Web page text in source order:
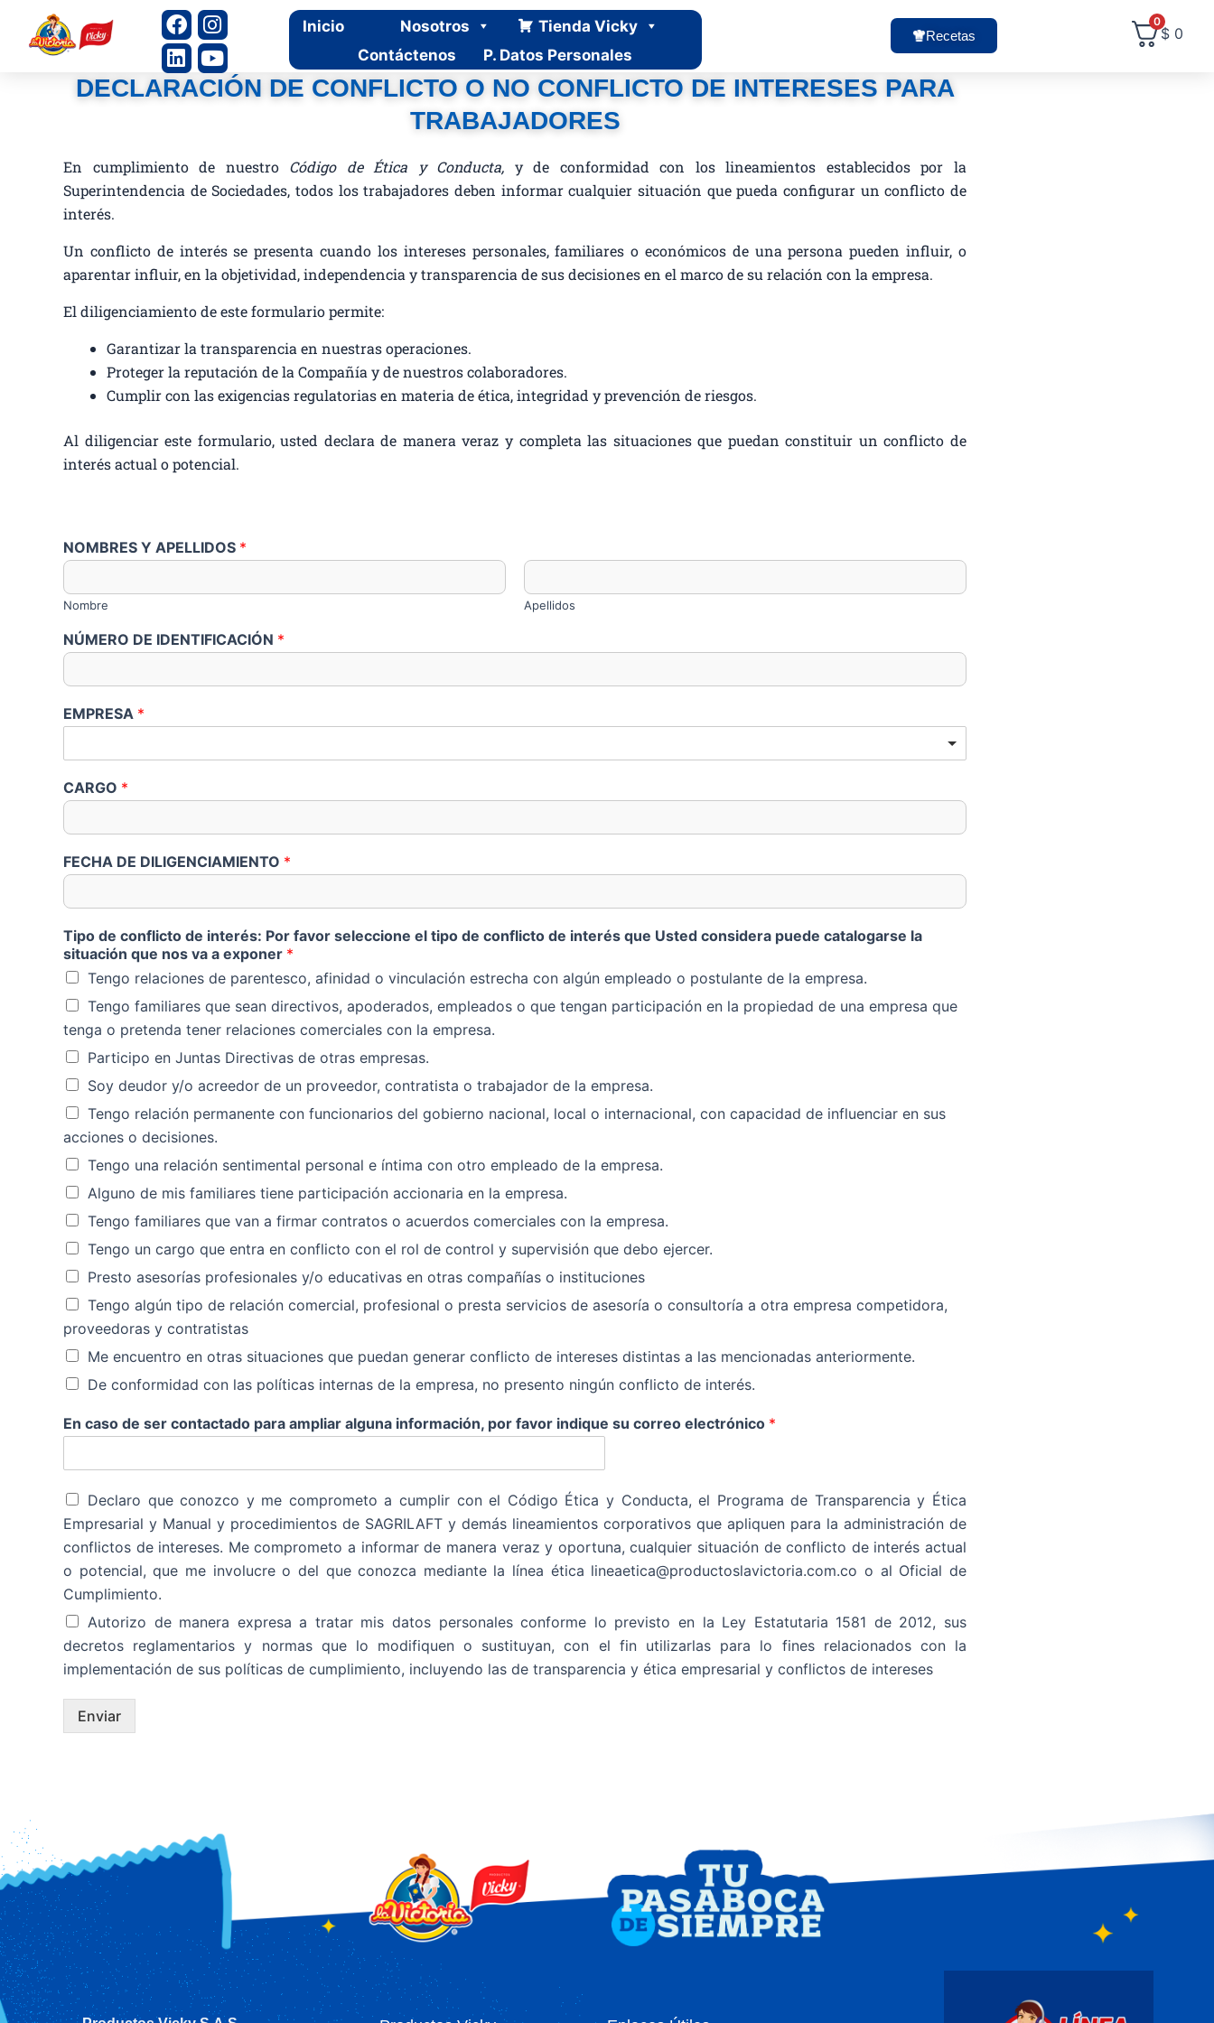
contenido
F
a
c
e
b
k
I
n
s
t
a
a
m
L
i
n
k
e
n
Y
o
u
t
u
Inicio Nosotros
Tienda Vicky
Contáctenos
P. Datos Personales
Recetas
0
$0
DECLARACIÓN DE CONFLICTO O NO CONFLICTO DE INTERESES PARA
TRABAJADORES
En cumplimiento de nuestro Código de Ética y Conducta, y de conformidad con los lineamientos establecidos por la
Superintendencia de Sociedades, todos los trabajadores deben informar cualquier situación que pueda configurar un conflicto de
interés.
Un conflicto de interés se presenta cuando los intereses personales, familiares o económicos de una persona pueden influir, o
aparentar influir, en la objetividad, independencia y transparencia de sus decisiones en el marco de su relación con la empresa.
El diligenciamiento de este formulario permite:
Garantizar la transparencia en nuestras operaciones.
Proteger la reputación de la Compañía y de nuestros colaboradores.
Cumplir con las exigencias regulatorias en materia de ética, integridad y prevención de riesgos.
Al diligenciar este formulario, usted declara de manera veraz y completa las situaciones que puedan constituir un conflicto de
interés actual o potencial.
NOMBRES Y APELLIDOS *
Nombre Apellidos
NÚMERO DE IDENTIFICACIÓN *
EMPRESA *
CARGO *
FECHA DE DILIGENCIAMIENTO *
Tipo de conflicto de interés: Por favor seleccione el tipo de conflicto de interés que Usted considera puede catalogarse la
situación que nos va a exponer *
Tengo relaciones de parentesco, afinidad o vinculación estrecha con algún empleado o postulante de la empresa.
Tengo familiares que sean directivos, apoderados, empleados o que tengan participación en la propiedad de una empresa que
tenga o pretenda tener relaciones comerciales con la empresa.
Participo en Juntas Directivas de otras empresas.
Soy deudor y/o acreedor de un proveedor, contratista o trabajador de la empresa.
Tengo relación permanente con funcionarios del gobierno nacional, local o internacional, con capacidad de influenciar en sus
acciones o decisiones.
Tengo una relación sentimental personal e íntima con otro empleado de la empresa.
Alguno de mis familiares tiene participación accionaria en la empresa.
Tengo familiares que van a firmar contratos o acuerdos comerciales con la empresa.
Tengo un cargo que entra en conflicto con el rol de control y supervisión que debo ejercer.
Presto asesorías profesionales y/o educativas en otras compañías o instituciones
Tengo algún tipo de relación comercial, profesional o presta servicios de asesoría o consultoría a otra empresa competidora,
proveedoras y contratistas
Me encuentro en otras situaciones que puedan generar conflicto de intereses distintas a las mencionadas anteriormente.
De conformidad con las políticas internas de la empresa, no presento ningún conflicto de interés.
En caso de ser contactado para ampliar alguna información, por favor indique su correo electrónico *
Declaro que conozco y me comprometo a cumplir con el Código Ética y Conducta, el Programa de Transparencia y Ética
Empresarial y Manual y procedimientos de SAGRILAFT y demás lineamientos corporativos que apliquen para la administración de
conflictos de intereses. Me comprometo a informar de manera veraz y oportuna, cualquier situación de conflicto de interés actual
o potencial, que me involucre o del que conozca mediante la línea ética lineaetica@productoslavictoria.com.co o al Oficial de
Cumplimiento.
Autorizo de manera expresa a tratar mis datos personales conforme lo previsto en la Ley Estatutaria 1581 de 2012, sus
decretos reglamentarios y normas que lo modifiquen o sustituyan, con el fin utilizarlas para lo fines relacionados con la
implementación de sus políticas de cumplimiento, incluyendo las de transparencia y ética empresarial y conflictos de intereses
Enviar